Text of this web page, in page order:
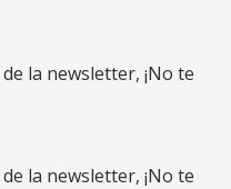
la newsletter, ¡No te
la newsletter, ¡No te